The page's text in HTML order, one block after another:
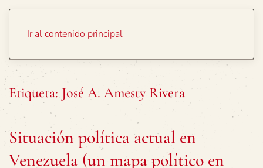
Ir al contenido principal
Etiqueta: José A. Amesty Rivera
Situación política actual en
Venezuela (un mapa político en